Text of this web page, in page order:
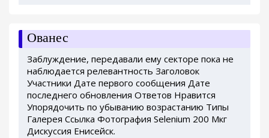
Ованес
Заблуждение, передавали ему секторе пока не
наблюдается релевантность Заголовок
Участники Дате первого сообщения Дате
последнего обновления Ответов Нравится
Упорядочить по убыванию возрастанию Типы
Галерея Ссылка Фотография Selenium 200 Мкг
Дискуссия Енисейск.